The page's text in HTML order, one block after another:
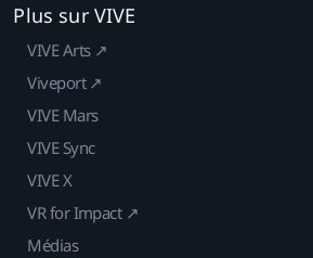
Plus sur VIVE
VIVE Arts ↗
Viveport ↗
VIVE Mars
VIVE Sync
VIVE X
VR for Impact ↗
Médias